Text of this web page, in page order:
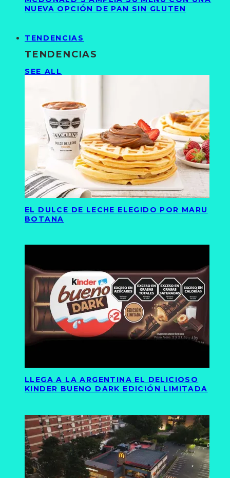
NUEVA OPCIÓN DE PAN SIN GLUTEN
TENDENCIAS
TENDENCIAS
SEE ALL
EL DULCE DE LECHE ELEGIDO POR MARU
BOTANA
LLEGA A LA ARGENTINA EL DELICIOSO
KINDER BUENO DARK EDICIÓN LIMITADA